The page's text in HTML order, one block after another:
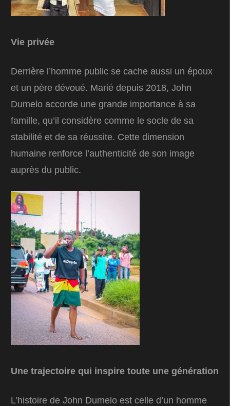
Vie privée
Derrière l’homme public se cache aussi un époux
et un père dévoué. Marié depuis 2018, John
Dumelo accorde une grande importance à sa
famille, qu’il considère comme le socle de sa
stabilité et de sa réussite. Cette dimension
humaine renforce l’authenticité de son image
auprès du public.
Une trajectoire qui inspire toute une génération
L’histoire de John Dumelo est celle d’un homme